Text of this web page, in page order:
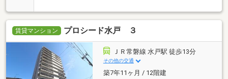
賃貸マンション プロシード水戸 ３
ＪＲ常磐線 水戸駅 徒歩13分
その他の交通
築7年11ヶ月 / 12階建